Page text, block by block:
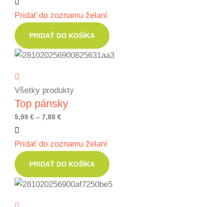
10,67 €
Pridať do zoznamu želaní
PRIDAŤ DO KOŠÍKA
Všetky produkty
Top pánsky
5,99 € – 7,88 €Price
5,99 €
Pridať do zoznamu želaní
PRIDAŤ DO KOŠÍKA